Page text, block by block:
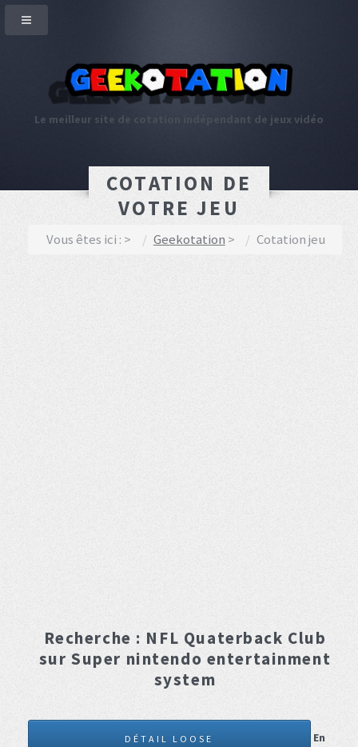
Le meilleur site de cotation indépendant de jeux vidéo
COTATION DE
VOTRE JEU
Vous êtes ici : Geekotation Cotation jeu
Recherche : NFL Quaterback Club
sur Super nintendo entertainment
system
DÉTAIL LOOSE
En